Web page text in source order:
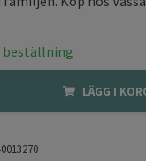
LÄGG I